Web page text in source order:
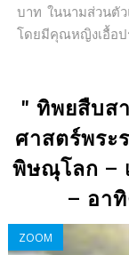
บาท ในนามส่วนตั
โดยมีคุณหญิงเอื้อป
" ทิพยสืบส
ศาสตร์พระ
พิษณุโลก –
– อา
ZOOM